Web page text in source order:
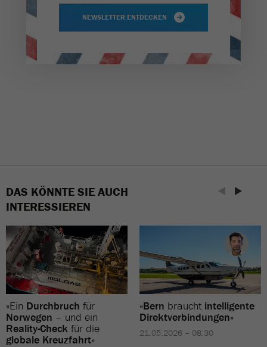
NEWSLETTER ENTDECKEN
DAS KÖNNTE SIE AUCH
INTERESSIEREN
«Ein Durchbruch für
Norwegen – und ein
Reality-Check für die
globale Kreuzfahrt»
«Bern braucht intelligente
Direktverbindungen»
21.05.2026 – 08:30